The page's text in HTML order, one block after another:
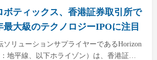
ボティックス、香港証券取引所で
最大級のテクノロジーIPOに注目
ソリューションサプライヤーであるHorizon
：地平線、以下ホライゾン）は、香港証…